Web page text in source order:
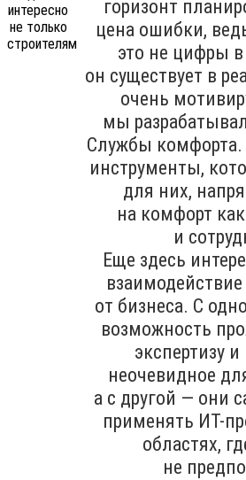
горизонт
цена ошибки,
это не цифры
он существует в
очень
мы
Службы
инструменты,
для них,
на комфорт
и
Еще здесь
от бизнеса. С
возможность
экспертизу
неочевидное
а с другой — они
применять ИТ-
областях,
не